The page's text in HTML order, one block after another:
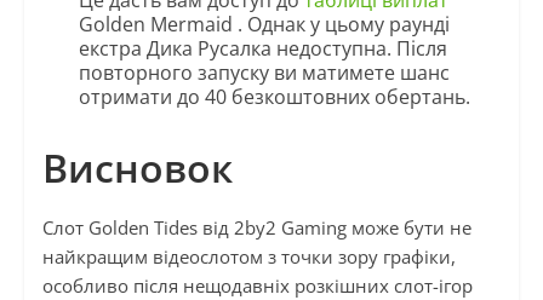
Golden Mermaid . Однак у цьому раунді
екстра Дика Русалка недоступна. Після
повторного запуску ви матимете шанс
отримати до 40 безкоштовних обертань.
Висновок
Слот Golden Tides від 2by2 Gaming може бути не
найкращим відеослотом з точки зору графіки,
особливо після нещодавніх розкішних слот-ігор